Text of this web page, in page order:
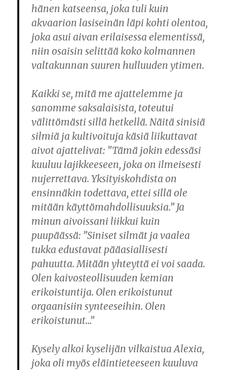
hänen katseensa, joka tuli kuin
akvaarion lasiseinän läpi kohti olentoa,
joka asui aivan erilaisessa elementissä,
niin osaisin selittää koko kolmannen
valtakunnan suuren hulluuden ytimen.
Kaikki se, mitä me ajattelemme ja
sanomme saksalaisista, toteutui
välittömästi sillä hetkellä. Näitä sinisiä
silmiä ja kultivoituja käsiä liikuttavat
aivot ajattelivat: ”Tämä jokin edessäsi
kuuluu lajikkeeseen, joka on ilmeisesti
nujerrettava. Yksityiskohdista on
ensinnäkin todettava, ettei sillä ole
mitään käyttömahdollisuuksia.” Ja
minun aivoissani liikkui kuin
puupäässä: ”Siniset silmät ja vaalea
tukka edustavat pääasiallisesti
pahuutta. Mitään yhteyttä ei voi saada.
Olen kaivosteollisuuden kemian
erikoistuntija. Olen erikoistunut
orgaanisiin synteeseihin. Olen
erikoistunut…”
Kysely alkoi kyselijän vilkaistua Alexia,
joka oli myös eläintieteeseen kuuluva